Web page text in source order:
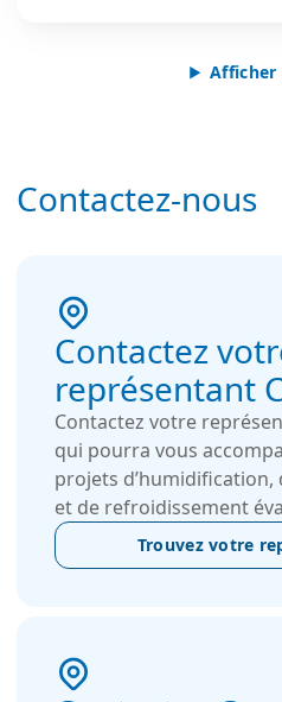
d'énergie et une rentabilité élevée.
fourni au flux d'air. De
nécessitent à la fois une
beaucoup moins
refroidissement
Afficher
Contactez-nous
Contactez
représentant
Contactez votre
qui pourra vous
projets
et de refroidissement
Trouvez votre